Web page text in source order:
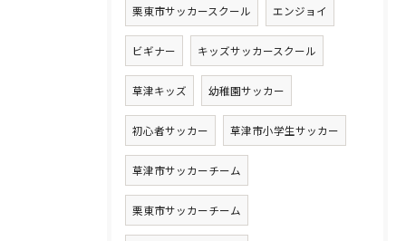
栗東市サッカースクール エンジョイ
ビギナー キッズサッカースクール
草津キッズ 幼稚園サッカー
初心者サッカー 草津市小学生サッカー
草津市サッカーチーム
栗東市サッカーチーム